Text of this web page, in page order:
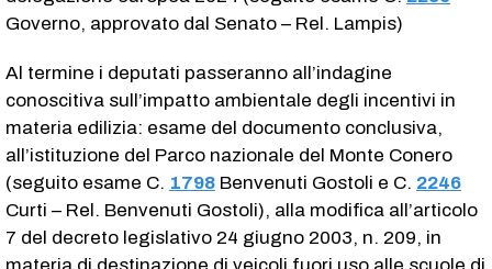
Governo, approvato dal Senato – Rel. Lampis)
Al termine i deputati passeranno all’indagine
conoscitiva sull’impatto ambientale degli incentivi in
materia edilizia: esame del documento conclusiva,
all’istituzione del Parco nazionale del Monte Conero
(seguito esame C. 1798 ​ Benvenuti Gostoli e C. 2246
Curti – Rel. Benvenuti Gostoli), alla modifica all’articolo
7 del decreto legislativo 24 giugno 2003, n. 209, in